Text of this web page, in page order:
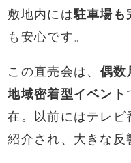
敷地内には駐車場も
も安心です。
この直売会は、 偶数
地域密着型イベント
在。以前にはテレ
紹介され、大きな反